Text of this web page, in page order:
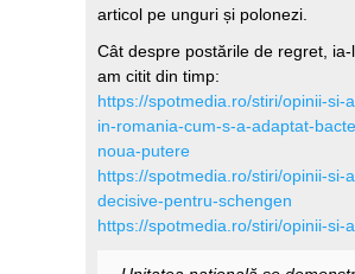
articol pe unguri și polonezi.
Cât despre postările de regret,
am citit din timp:
https://spotmedia.ro/stiri/opinii-si-
in-romania-cum-s-a-adaptat-
noua-putere
https://spotmedia.ro/stiri/opinii-si-
decisive-pentru-schengen
https://spotmedia.ro/stiri/opinii-si-